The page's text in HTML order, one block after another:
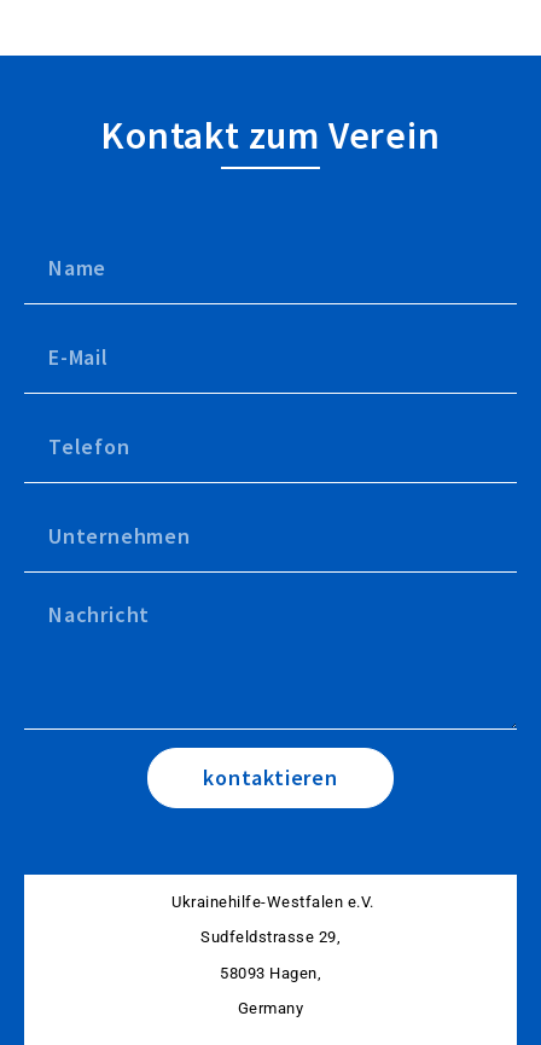
Kontakt zum Verein
kontaktieren
Ukrainehilfe-Westfalen e.V.
Sudfeldstrasse 29,
58093 Hagen,
Germany